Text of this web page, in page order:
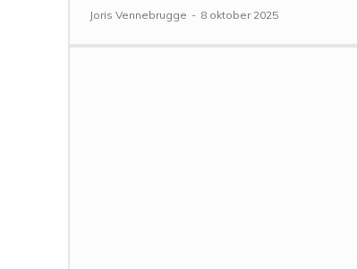
Joris Vennebrugge - 8 oktober 2025